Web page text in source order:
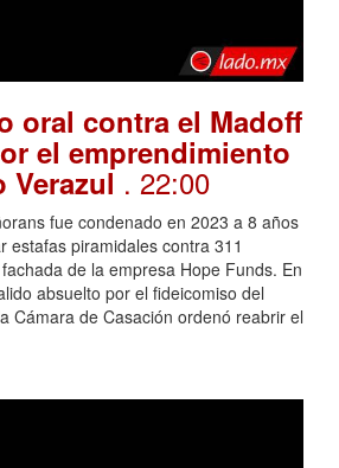
oral contra el Madoff
el emprendimiento
Verazul . 22:00
fue condenado en 2023 a 8 años
estafas piramidales contra 311
de la empresa Hope Funds. En
absuelto por el fideicomiso del
Cámara de Casación ordenó reabrir el